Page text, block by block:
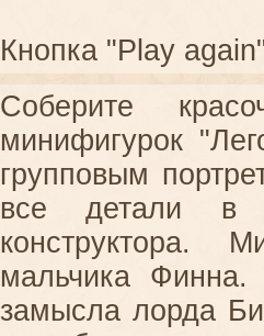
Кнопка "Play
Соберите
минифигурок
групповым
все детали в
конструктора.
мальчика
замысла лорда